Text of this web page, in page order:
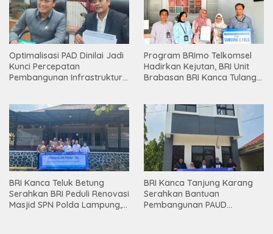
Optimalisasi PAD Dinilai Jadi
Kunci Percepatan
Pembangunan Infrastruktur
Program BRImo Telkomsel
Hadirkan Kejutan, BRI Unit
Brabasan BRI Kanca Tulang
Mesuji
BRI Kanca Teluk Betung
Serahkan BRI Peduli Renovasi
Masjid SPN Polda Lampung,
BRI Kanca Tanjung Karang
Serahkan Bantuan
Pembangunan PAUD